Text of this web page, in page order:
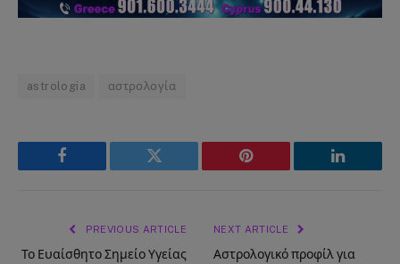
astrologia αστρολογία
Facebook Twitter Pinterest LinkedIn
PREVIOUS ARTICLE
Το Ευαίσθητο Σημείο Υγείας
NEXT ARTICLE
Αστρολογικό προφίλ για